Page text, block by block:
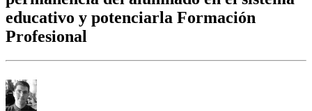
educativo y potenciarla Formación
Profesional